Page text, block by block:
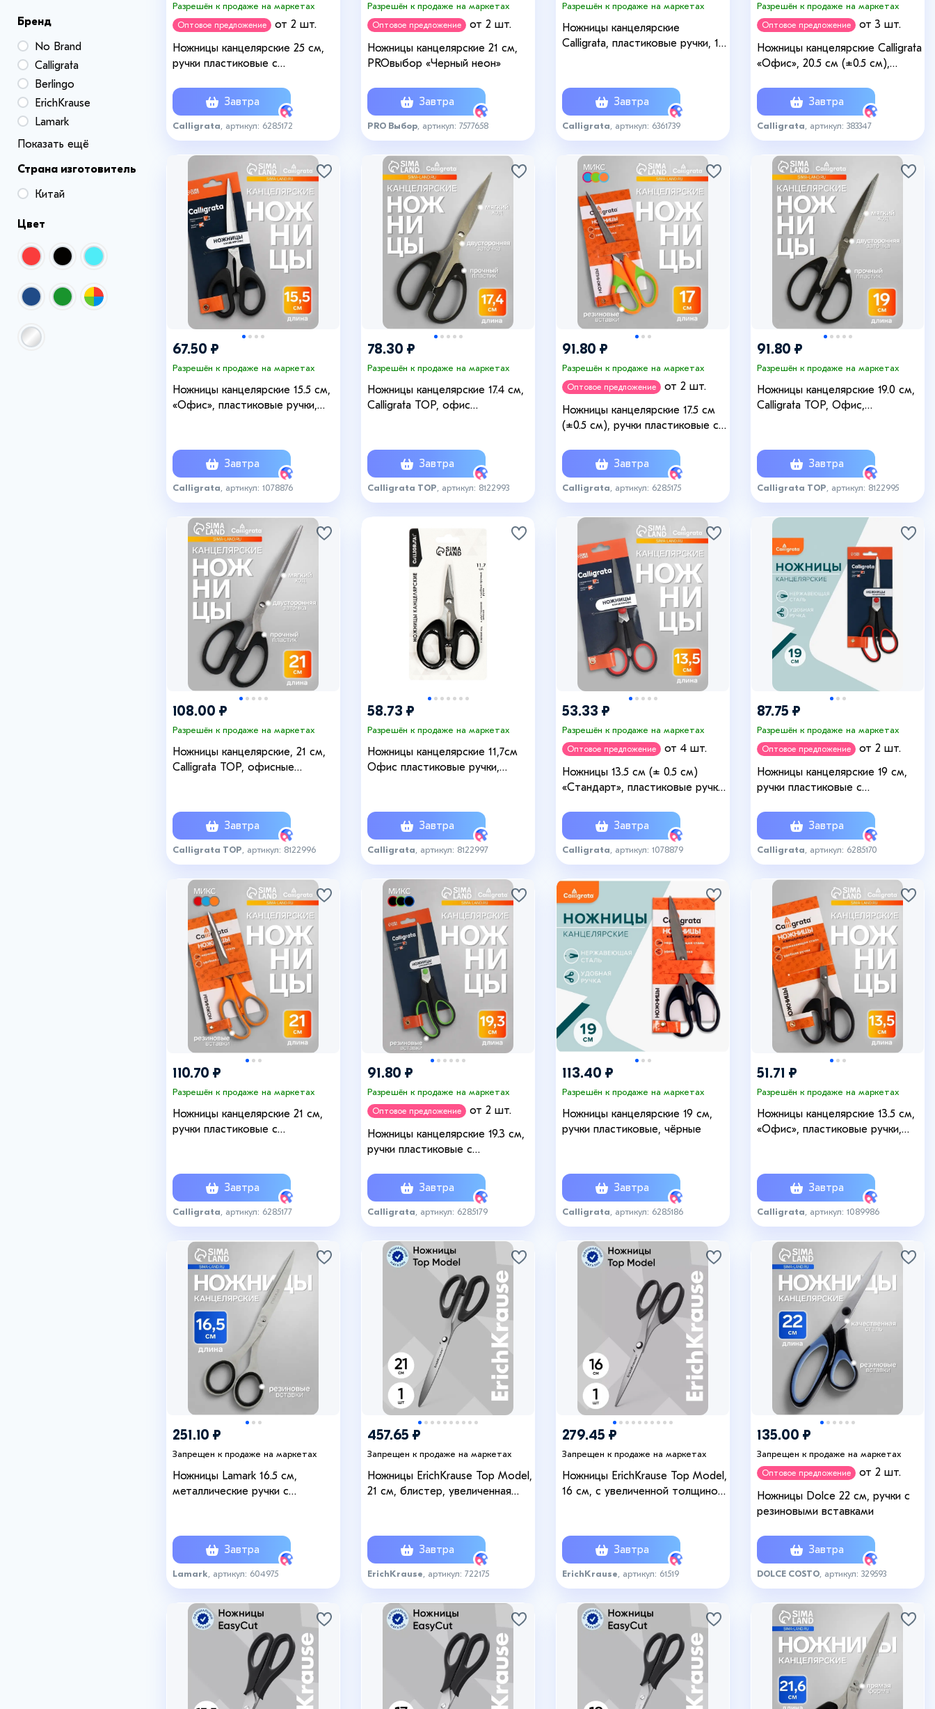
Бренд
No Brand
Calligrata
Berlingo
ErichKrause
Lamark
Показать ещё
Страна изготовитель
Китай
Цвет
Разрешён к продаже на маркетах
Оптовое предложение
от 2 шт.
Ножницы канцелярские 25 см,
ручки пластиковые с
Завтра
Calligrata , артикул: 6285172
Разрешён к продаже на маркетах
Оптовое предложение
от 2 шт.
Ножницы канцелярские 21 см,
PROвыбор «Черный неон»
Завтра
PRO Выбор , артикул: 7577658
Разрешён к продаже на маркетах
Ножницы канцелярские
Calligrata, пластиковые ручки, 17
Завтра
Calligrata , артикул: 6361739
Разрешён к продаже на маркетах
Оптовое предложение
от 3 шт.
Ножницы канцелярские Calligrata
«Офис», 20.5 см (±0.5 см),
МИКС
Завтра
Calligrata , артикул: 383347
67.50 ₽
Разрешён к продаже на маркетах
Ножницы канцелярские 15.5 см,
«Офис», пластиковые ручки,
Завтра
Calligrata , артикул: 1078876
78.30 ₽
Разрешён к продаже на маркетах
Ножницы канцелярские 17.4 см,
Calligrata TOP, офис
Завтра
Calligrata TOP , артикул: 8122993
91.80 ₽
Разрешён к продаже на маркетах
Оптовое предложение
от 2 шт.
Ножницы канцелярские 17.5 см
(±0.5 см), ручки пластиковые с
Завтра
Calligrata , артикул: 6285175
91.80 ₽
Разрешён к продаже на маркетах
Ножницы канцелярские 19.0 см,
Calligrata TOP, Офис,
Завтра
Calligrata TOP , артикул: 8122995
108.00 ₽
Разрешён к продаже на маркетах
Ножницы канцелярские, 21 см,
Calligrata TOP, офисные
Завтра
Calligrata TOP , артикул: 8122996
58.73 ₽
Разрешён к продаже на маркетах
Ножницы канцелярские 11,7см
Офис пластиковые ручки,
Завтра
Calligrata , артикул: 8122997
53.33 ₽
Разрешён к продаже на маркетах
Оптовое предложение
от 4 шт.
Ножницы 13.5 см (± 0.5 см)
«Стандарт», пластиковые ручки,
Завтра
Calligrata , артикул: 1078879
87.75 ₽
Разрешён к продаже на маркетах
Оптовое предложение
от 2 шт.
Ножницы канцелярские 19 см,
ручки пластиковые с
Завтра
Calligrata , артикул: 6285170
110.70 ₽
Разрешён к продаже на маркетах
Ножницы канцелярские 21 см,
ручки пластиковые с
Завтра
Calligrata , артикул: 6285177
91.80 ₽
Разрешён к продаже на маркетах
Оптовое предложение
от 2 шт.
Ножницы канцелярские 19.3 см,
ручки пластиковые с
Завтра
Calligrata , артикул: 6285179
113.40 ₽
Разрешён к продаже на маркетах
Ножницы канцелярские 19 см,
ручки пластиковые, чёрные
Завтра
Calligrata , артикул: 6285186
51.71 ₽
Разрешён к продаже на маркетах
Ножницы канцелярские 13.5 см,
«Офис», пластиковые ручки,
Завтра
Calligrata , артикул: 1089986
251.10 ₽
Запрещен к продаже на маркетах
Ножницы Lamark 16.5 см,
металлические ручки с
Завтра
Lamark , артикул: 604975
+3
457.65 ₽
Запрещен к продаже на маркетах
Ножницы ErichKrause Top Model,
21 см, блистер, увеличенная
Завтра
ErichKrause , артикул: 722175
279.45 ₽
Запрещен к продаже на маркетах
Ножницы ErichKrause Top Model,
16 см, с увеличенной толщиной
Завтра
ErichKrause , артикул: 61519
135.00 ₽
Запрещен к продаже на маркетах
Оптовое предложение
от 2 шт.
Ножницы Dolce 22 см, ручки с
резиновыми вставками
Завтра
DOLCE COSTO , артикул: 329593
+2